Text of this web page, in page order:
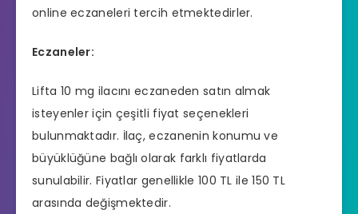
online eczaneleri tercih etmektedirler.
Eczaneler:
Lifta 10 mg ilacını eczaneden satın almak
isteyenler için çeşitli fiyat seçenekleri
bulunmaktadır. İlaç, eczanenin konumu ve
büyüklüğüne bağlı olarak farklı fiyatlarda
sunulabilir. Fiyatlar genellikle 100 TL ile 150 TL
arasında değişmektedir.